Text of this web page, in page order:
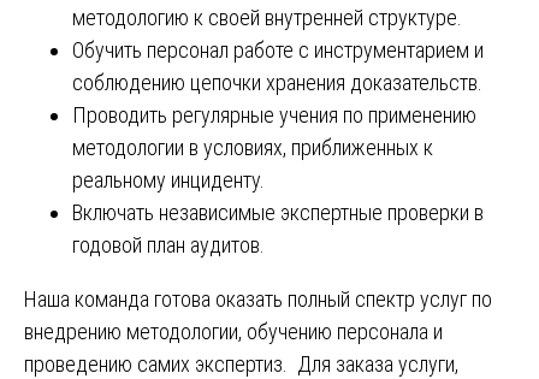
методологию к своей внутренней структуре.
Обучить персонал работе с инструментарием и
соблюдению цепочки хранения доказательств.
Проводить регулярные учения по применению
методологии в условиях, приближенных к
реальному инциденту.
Включать независимые экспертные проверки в
годовой план аудитов.
Наша команда готова оказать полный спектр услуг по
внедрению методологии, обучению персонала и
проведению самих экспертиз. Для заказа услуги,